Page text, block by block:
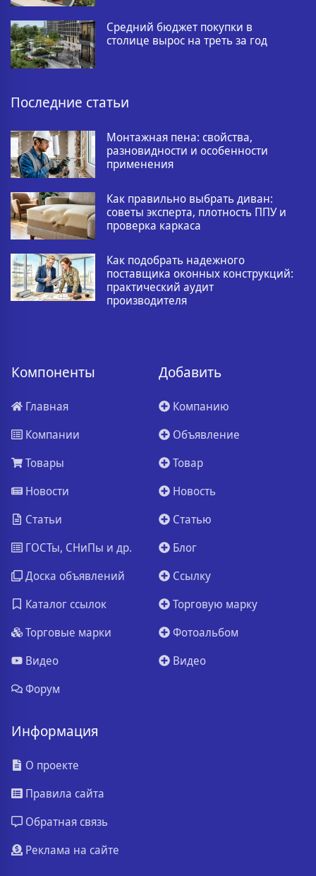
Средний бюджет покупки в
столице вырос на треть за год
Последние статьи
Монтажная пена: свойства,
разновидности и особенности
применения
Как правильно выбрать диван:
советы эксперта, плотность ППУ и
проверка каркаса
Как подобрать надежного
поставщика оконных конструкций:
практический аудит
производителя
Компоненты
Главная
Компании
Товары
Новости
Статьи
ГОСТы, СНиПы и др.
Доска объявлений
Каталог ссылок
Торговые марки
Видео
Форум
Добавить
Компанию
Объявление
Товар
Новость
Статью
Блог
Ссылку
Торговую марку
Фотоальбом
Видео
Информация
О проекте
Правила сайта
Обратная связь
Реклама на сайте